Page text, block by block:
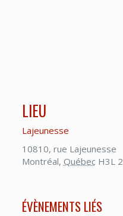
LIEU
Lajeunesse
10810, rue Lajeunesse
Montréal, Québec H3L
ÉVÈNEMENTS LIÉS